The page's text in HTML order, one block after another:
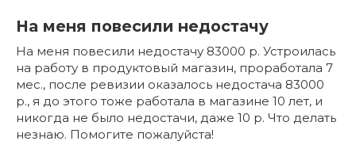
На меня повесили недостачу
На меня повесили недостачу 83000 р. Устроилась
на работу в продуктовый магазин, проработала 7
мес., после ревизии оказалось недостача 83000
р., я до этого тоже работала в магазине 10 лет, и
никогда не было недостачи, даже 10 р. Что делать
незнаю. Помогите пожалуйста!